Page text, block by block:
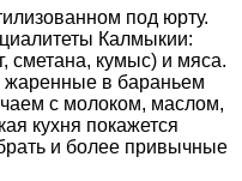
под юрту.
Калмыкии:
сметана, кумыс) и мяса.
жаренные в бараньем
с молоком, маслом,
кухня покажется
и более привычные